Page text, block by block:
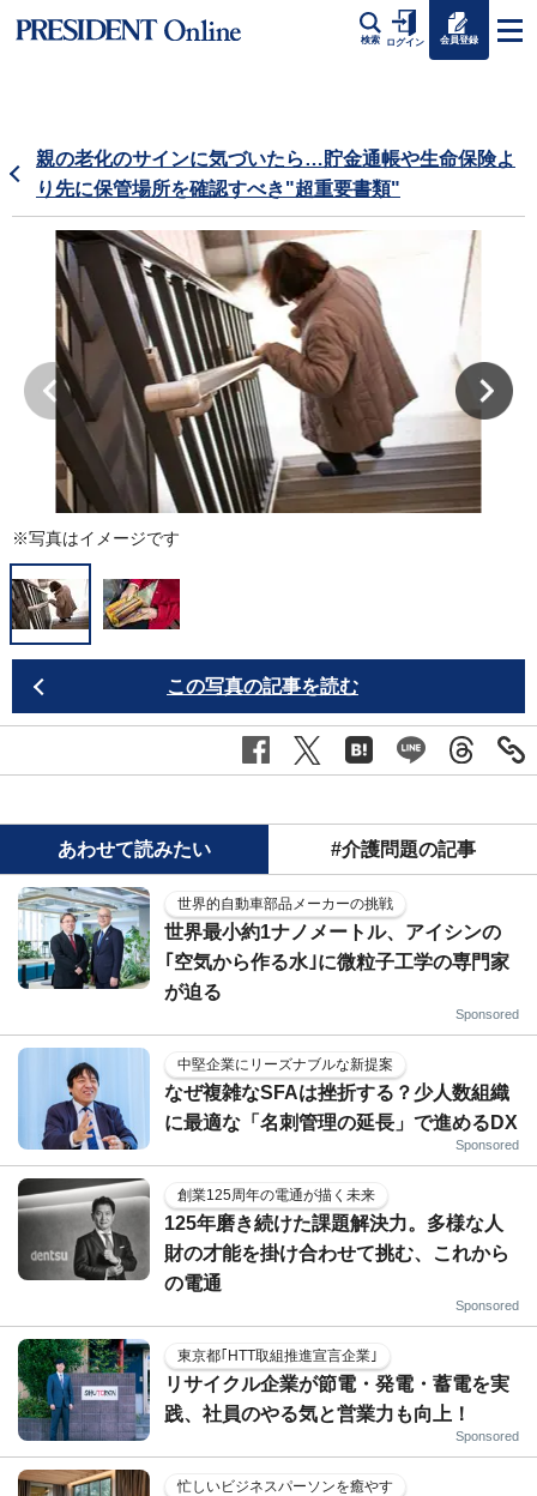
検索 ログイン 会員登録
親の老化のサインに気づいたら…貯金通帳や生命保険よ
り先に保管場所を確認すべき"超重要書類"
※写真はイメージです
この写真の記事を読む
あわせて読みたい #介護問題の記事
世界的自動車部品メーカーの挑戦
世界最小約1ナノメートル、アイシンの
｢空気から作る水｣に微粒子工学の専門家
が迫る
Sponsored
中堅企業にリーズナブルな新提案
なぜ複雑なSFAは挫折する？少人数組織
に最適な「名刺管理の延長」で進めるDX
Sponsored
創業125周年の電通が描く未来
125年磨き続けた課題解決力。多様な人
財の才能を掛け合わせて挑む、これから
の電通
Sponsored
東京都｢HTT取組推進宣言企業｣
リサイクル企業が節電・発電・蓄電を実
践、社員のやる気と営業力も向上！
Sponsored
忙しいビジネスパーソンを癒やす